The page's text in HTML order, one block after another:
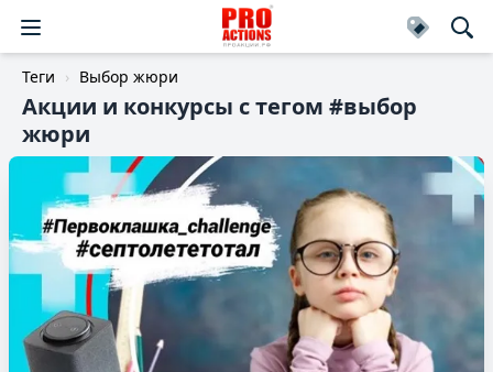
Теги Выбор жюри
Акции и конкурсы c тегом #выбор
жюри